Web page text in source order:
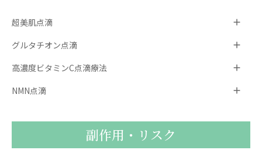
超美肌点滴
グルタチオン点滴
高濃度ビタミンC点滴療法
NMN点滴
副作用・リスク